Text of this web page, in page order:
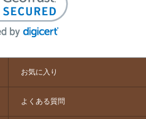
お気に入り
よくある質問